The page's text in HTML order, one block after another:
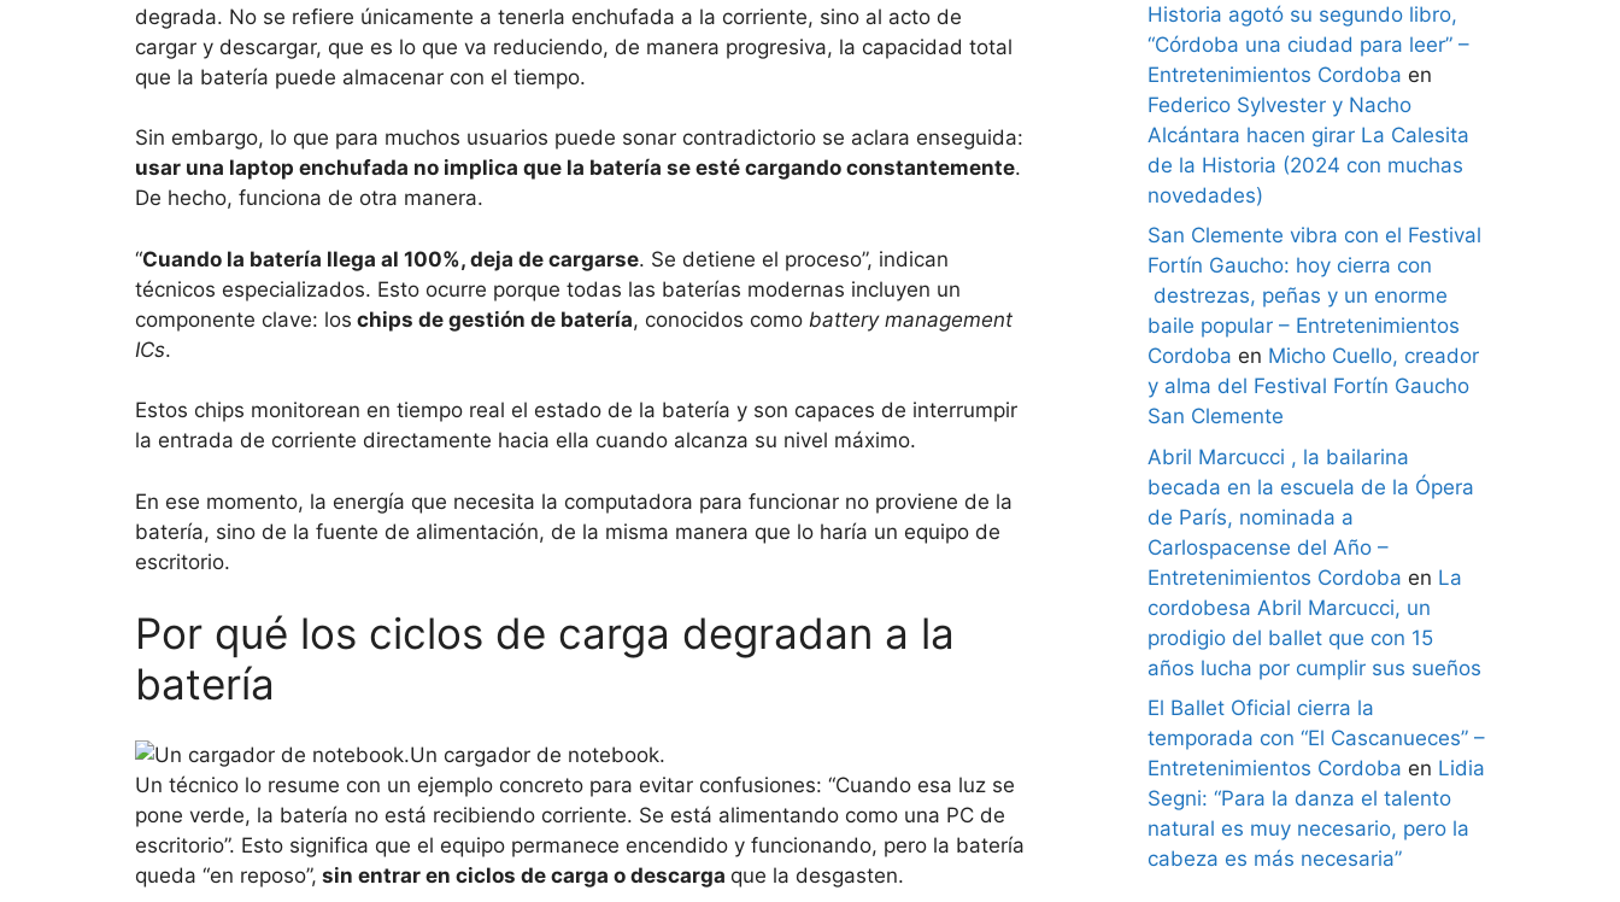
degrada. No se refiere únicamente a tenerla enchufada a la corriente, sino al acto de
cargar y descargar, que es lo que va reduciendo, de manera progresiva, la capacidad total
que la batería puede almacenar con el tiempo.
Sin embargo, lo que para muchos usuarios puede sonar contradictorio se aclara enseguida:
usar una laptop enchufada no implica que la batería se esté cargando constantemente.
De hecho, funciona de otra manera.
“Cuando la batería llega al 100%, deja de cargarse. Se detiene el proceso”, indican
técnicos especializados. Esto ocurre porque todas las baterías modernas incluyen un
componente clave: los chips de gestión de batería, conocidos como battery management
ICs.
Estos chips monitorean en tiempo real el estado de la batería y son capaces de interrumpir
la entrada de corriente directamente hacia ella cuando alcanza su nivel máximo.
En ese momento, la energía que necesita la computadora para funcionar no proviene de la
batería, sino de la fuente de alimentación, de la misma manera que lo haría un equipo de
escritorio.
Por qué los ciclos de carga degradan a la
batería
Un cargador de notebook.
Un técnico lo resume con un ejemplo concreto para evitar confusiones: “Cuando esa luz se
pone verde, la batería no está recibiendo corriente. Se está alimentando como una PC de
escritorio”. Esto significa que el equipo permanece encendido y funcionando, pero la batería
queda “en reposo”, sin entrar en ciclos de carga o descarga que la desgasten.
Historia agotó su segundo libro,
“Córdoba una ciudad para leer” –
Entretenimientos Cordoba en
Federico Sylvester y Nacho
Alcántara hacen girar La Calesita
de la Historia (2024 con muchas
novedades)
San Clemente vibra con el Festival
Fortín Gaucho: hoy cierra con
destrezas, peñas y un enorme
baile popular – Entretenimientos
Cordoba en Micho Cuello, creador
y alma del Festival Fortín Gaucho
San Clemente
Abril Marcucci , la bailarina
becada en la escuela de la Ópera
de París, nominada a
Carlospacense del Año –
Entretenimientos Cordoba en La
cordobesa Abril Marcucci, un
prodigio del ballet que con 15
años lucha por cumplir sus sueños
El Ballet Oficial cierra la
temporada con “El Cascanueces” –
Entretenimientos Cordoba en Lidia
Segni: “Para la danza el talento
natural es muy necesario, pero la
cabeza es más necesaria”